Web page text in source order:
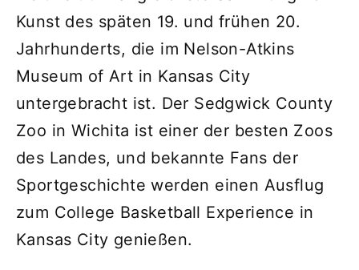
Kunst des späten 19. und frühen 20.
Jahrhunderts, die im Nelson-Atkins
Museum of Art in Kansas City
untergebracht ist. Der Sedgwick County
Zoo in Wichita ist einer der besten Zoos
des Landes, und bekannte Fans der
Sportgeschichte werden einen Ausflug
zum College Basketball Experience in
Kansas City genießen.